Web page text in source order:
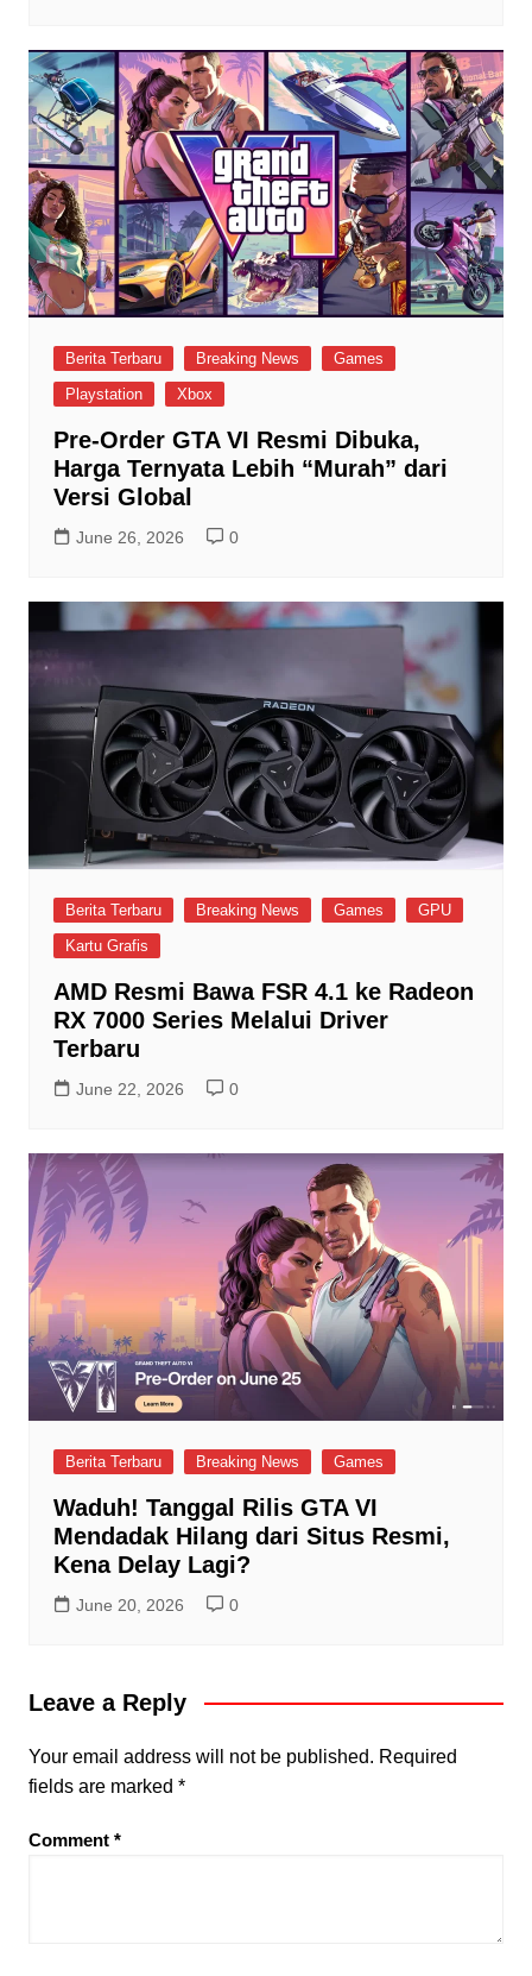
Berita Terbaru Breaking News
Games
Playstation
Xbox
Pre-Order GTA VI Resmi Dibuka,
Harga Ternyata Lebih “Murah” dari
Versi Global
June 26, 2026 0
Berita Terbaru Breaking News Games
GPU
Kartu Grafis
AMD Resmi Bawa FSR 4.1 ke Radeon
RX 7000 Series Melalui Driver
Terbaru
June 22, 2026 0
Berita Terbaru Breaking News Games
Waduh! Tanggal Rilis GTA VI
Mendadak Hilang dari Situs Resmi,
Kena Delay Lagi?
June 20, 2026 0
Leave a Reply
Your email address will not be published. Required
fields are marked *
Comment *